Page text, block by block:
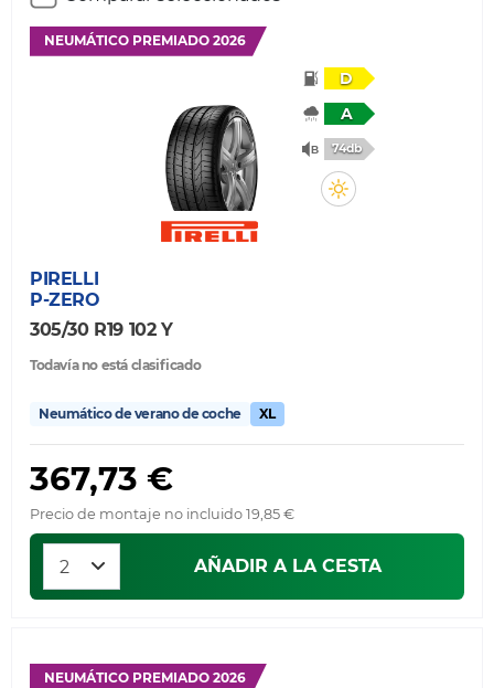
NEUMÁTICO PREMIADO 2026
D
A
74db
PIRELLI
P-ZERO
305/30 R19 102 Y
Todavía no está clasificado
Neumático de verano de coche XL
367,73 €
Precio de montaje no incluido 19,85 €
AÑADIR A LA CESTA
NEUMÁTICO PREMIADO 2026